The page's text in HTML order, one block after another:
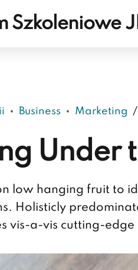
Szkoleniowe
Business Marketing
Under
low hanging fruit to
Holisticly
vis-a-vis cutting-edge